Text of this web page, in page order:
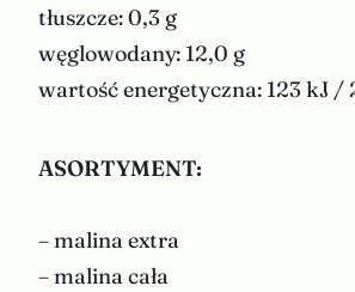
tłuszcze: 0,3 g
węglowodany: 12,0 g
wartość energetyczna: 123 kJ /
ASORTYMENT:
– malina extra
– malina cała